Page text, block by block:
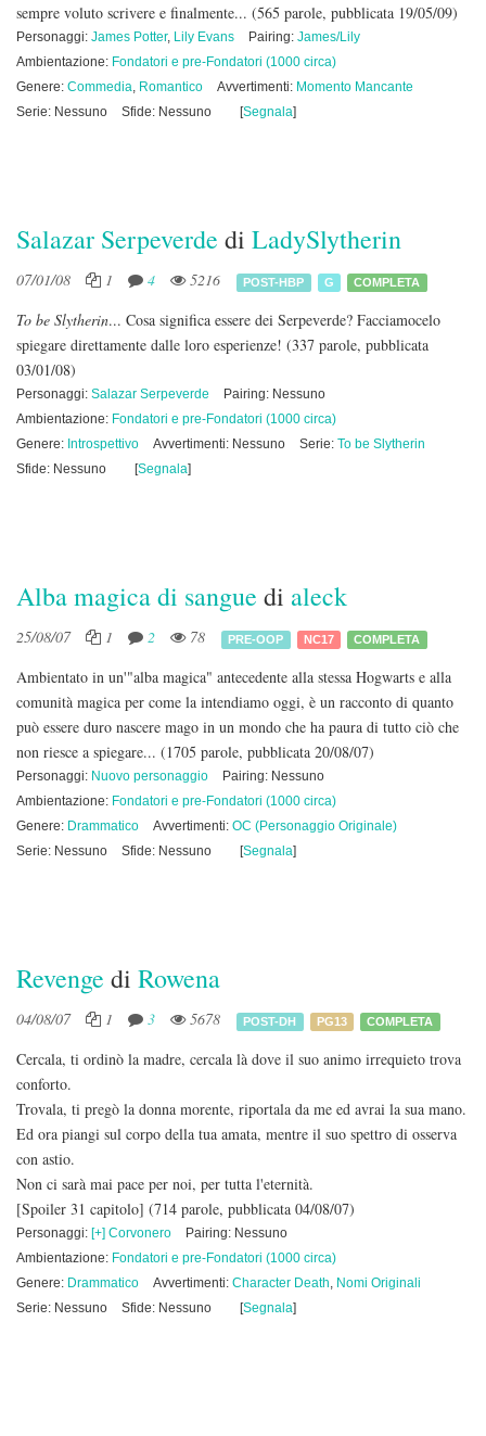
sempre voluto scrivere e finalmente... (565 parole, pubblicata 19/05/09)
Personaggi: James Potter, Lily Evans Pairing: James/Lily
Ambientazione: Fondatori e pre-Fondatori (1000 circa)
Genere: Commedia, Romantico Avvertimenti: Momento Mancante
Serie: Nessuno
Sfide: Nessuno [Segnala]
Salazar Serpeverde di LadySlytherin
07/01/08 1 4 5216 POST-HBP G COMPLETA
To be Slytherin... Cosa significa essere dei Serpeverde? Facciamocelo
spiegare direttamente dalle loro esperienze! (337 parole, pubblicata
03/01/08)
Personaggi: Salazar Serpeverde
Pairing: Nessuno
Ambientazione: Fondatori e pre-Fondatori (1000 circa)
Genere: Introspettivo Avvertimenti: Nessuno Serie: To be Slytherin
Sfide: Nessuno
[Segnala]
Alba magica di sangue di aleck
25/08/07 1 2 78 PRE-OOP NC17 COMPLETA
Ambientato in un'"alba magica" antecedente alla stessa Hogwarts e alla
comunità magica per come la intendiamo oggi, è un racconto di quanto
può essere duro nascere mago in un mondo che ha paura di tutto ciò che
non riesce a spiegare... (1705 parole, pubblicata 20/08/07)
Personaggi: Nuovo personaggio
Pairing: Nessuno
Ambientazione: Fondatori e pre-Fondatori (1000 circa)
Genere: Drammatico Avvertimenti: OC (Personaggio Originale)
Serie: Nessuno
Sfide: Nessuno [Segnala]
Revenge di Rowena
04/08/07 1 3 5678 POST-DH PG13 COMPLETA
Cercala, ti ordinò la madre, cercala là dove il suo animo irrequieto trova
conforto.
Trovala, ti pregò la donna morente, riportala da me ed avrai la sua mano.
Ed ora piangi sul corpo della tua amata, mentre il suo spettro di osserva
con astio.
Non ci sarà mai pace per noi, per tutta l'eternità.
[Spoiler 31 capitolo] (714 parole, pubblicata 04/08/07)
Personaggi: [+] Corvonero
Pairing: Nessuno
Ambientazione: Fondatori e pre-Fondatori (1000 circa)
Genere: Drammatico Avvertimenti: Character Death, Nomi Originali
Serie: Nessuno
Sfide: Nessuno [Segnala]